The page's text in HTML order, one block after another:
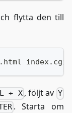
flytta den till
+ X , följt av Y
. Starta om